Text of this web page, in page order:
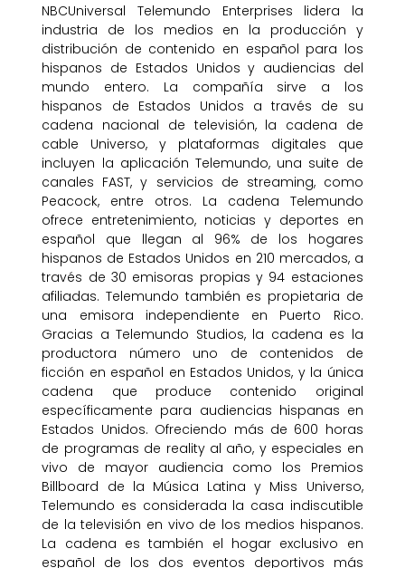
NBCUniversal Telemundo Enterprises lidera la
industria de los medios en la producción y
distribución de contenido en español para los
hispanos de Estados Unidos y audiencias del
mundo entero. La compañía sirve a los
hispanos de Estados Unidos a través de su
cadena nacional de televisión, la cadena de
cable Universo, y plataformas digitales que
incluyen la aplicación Telemundo, una suite de
canales FAST, y servicios de streaming, como
Peacock, entre otros. La cadena Telemundo
ofrece entretenimiento, noticias y deportes en
español que llegan al 96% de los hogares
hispanos de Estados Unidos en 210 mercados, a
través de 30 emisoras propias y 94 estaciones
afiliadas. Telemundo también es propietaria de
una emisora independiente en Puerto Rico.
Gracias a Telemundo Studios, la cadena es la
productora número uno de contenidos de
ficción en español en Estados Unidos, y la única
cadena que produce contenido original
específicamente para audiencias hispanas en
Estados Unidos. Ofreciendo más de 600 horas
de programas de reality al año, y especiales en
vivo de mayor audiencia como los Premios
Billboard de la Música Latina y Miss Universo,
Telemundo es considerada la casa indiscutible
de la televisión en vivo de los medios hispanos.
La cadena es también el hogar exclusivo en
español de los dos eventos deportivos más